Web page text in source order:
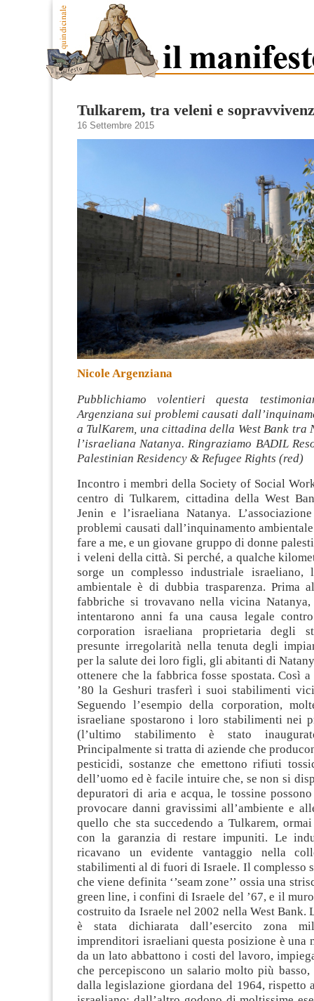
Tulkarem, tra veleni e
16 Settembre 2015
Nicole Argenziana
Pubblichiamo volentieri questa
Argenziana sui problemi causati
a TulKarem, una cittadina della West Bank tra
l’israeliana Natanya. Ringraziamo BADIL
Palestinian Residency & Refugee Rights (red)
Incontro i membri della Society of Social
centro di Tulkarem, cittadina della West
Jenin e l’israeliana Natanya.
problemi causati dall’inquinamento
fare a me, e un giovane gruppo di donne
i veleni della città. Si perché, a qualche
sorge un complesso industriale israeliano,
ambientale è di dubbia trasparenza. Prima
fabbriche si trovavano nella vicina
intentarono anni fa una causa legale
corporation israeliana proprietaria degli
presunte irregolarità nella tenuta degli
per la salute dei loro figli, gli abitanti di
ottenere che la fabbrica fosse spostata. Così
’80 la Geshuri trasferì i suoi stabilimenti
Seguendo l’esempio della corporation,
israeliane spostarono i loro stabilimenti nei
(l’ultimo stabilimento è stato
Principalmente si tratta di aziende che
pesticidi, sostanze che emettono rifiuti
dell’uomo ed è facile intuire che, se non si
depuratori di aria e acqua, le tossine
provocare danni gravissimi all’ambiente e
quello che sta succedendo a Tulkarem,
con la garanzia di restare impuniti. Le
ricavano un evidente vantaggio nella
stabilimenti al di fuori di Israele. Il complesso
che viene definita ‘’seam zone’’ ossia una
green line, i confini di Israele del ’67, e il
costruito da Israele nel 2002 nella West Bank.
è stata dichiarata dall’esercito zona
imprenditori israeliani questa posizione è una
da un lato abbattono i costi del lavoro,
che percepiscono un salario molto più
dalla legislazione giordana del 1964, rispetto